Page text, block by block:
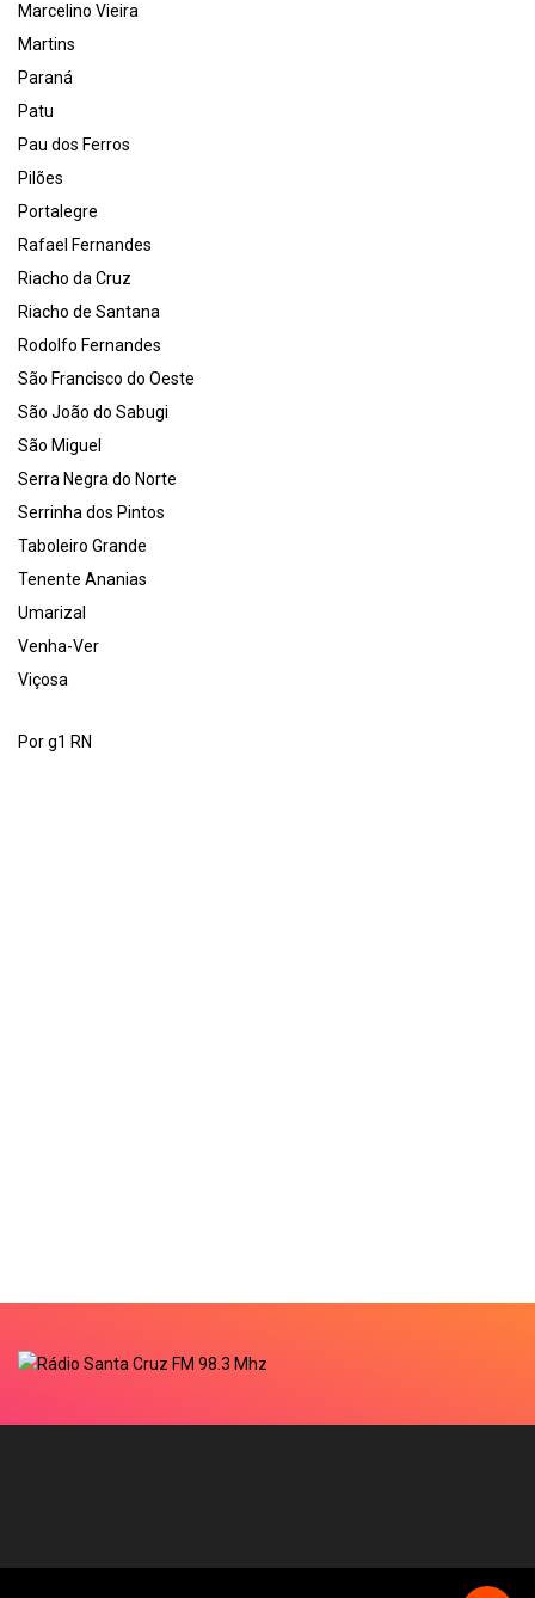
Marcelino Vieira
Martins
Paraná
Patu
Pau dos Ferros
Pilões
Portalegre
Rafael Fernandes
Riacho da Cruz
Riacho de Santana
Rodolfo Fernandes
São Francisco do Oeste
São João do Sabugi
São Miguel
Serra Negra do Norte
Serrinha dos Pintos
Taboleiro Grande
Tenente Ananias
Umarizal
Venha-Ver
Viçosa
Por g1 RN